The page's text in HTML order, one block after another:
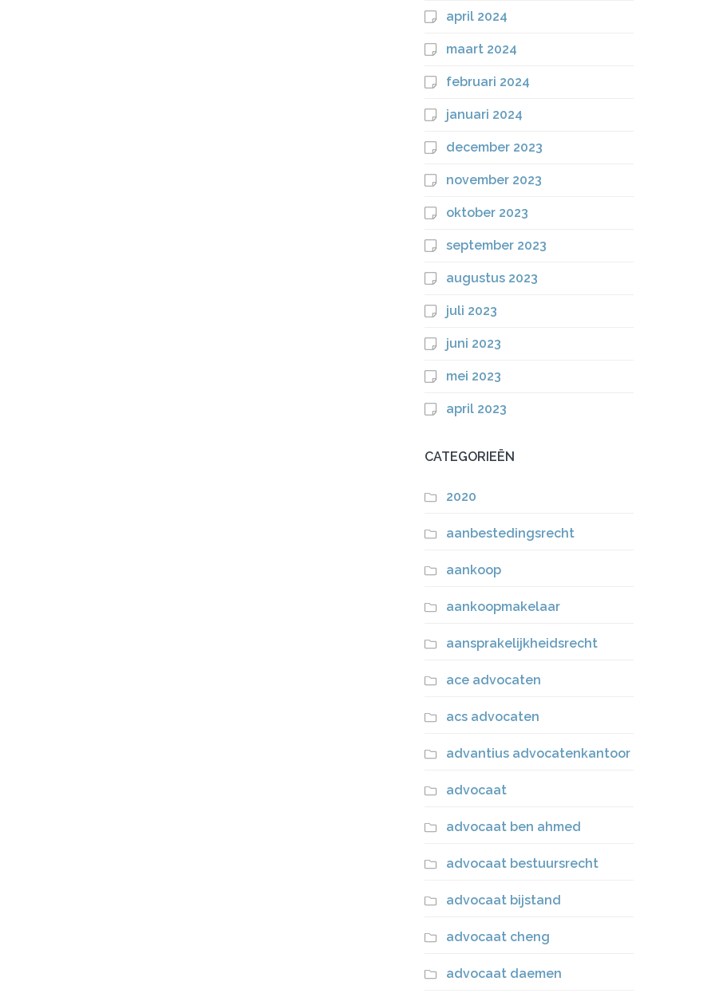
april 2024
maart 2024
februari 2024
januari 2024
december 2023
november 2023
oktober 2023
september 2023
augustus 2023
juli 2023
juni 2023
mei 2023
april 2023
CATEGORIEËN
2020
aanbestedingsrecht
aankoop
aankoopmakelaar
aansprakelijkheidsrecht
ace advocaten
acs advocaten
advantius advocatenkantoor
advocaat
advocaat ben ahmed
advocaat bestuursrecht
advocaat bijstand
advocaat cheng
advocaat daemen